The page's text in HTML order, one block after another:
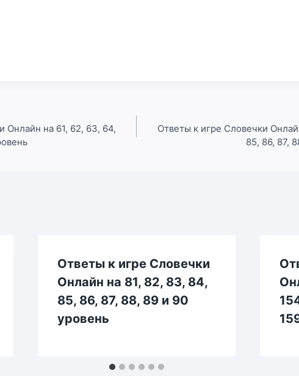
Онлайн на 61, 62, 63, 64,
Ответы к игре Словечки
85, 86, 87,
Ответы к игре Словечки
Онлайн на 81, 82, 83, 84,
85, 86, 87, 88, 89 и 90
уровень